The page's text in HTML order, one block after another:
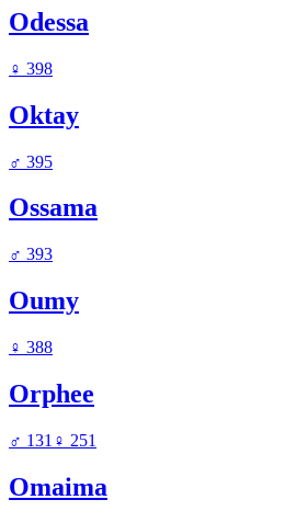
Odessa
♀ 398
Oktay
♂ 395
Ossama
♂ 393
Oumy
♀ 388
Orphee
♂ 131 ♀ 251
Omaima